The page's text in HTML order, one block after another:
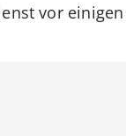
vor einigen